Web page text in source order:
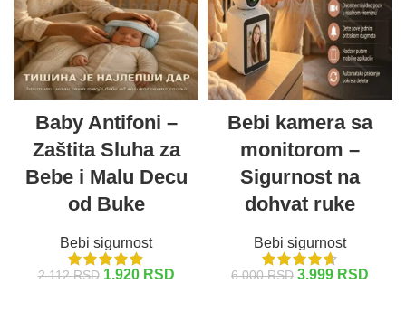
Baby Antifoni –
Zaštita Sluha za
Bebe i Malu Decu
od Buke
Bebi sigurnost
2.112RSD 1.920 RSD
Bebi kamera sa
monitorom –
Sigurnost na
dohvat ruke
Bebi sigurnost
6.000RSD 3.999 RSD